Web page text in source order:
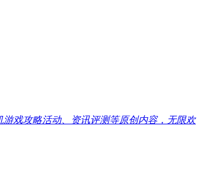
戏攻略活动、资讯评测等原创内容，无限欢